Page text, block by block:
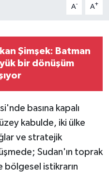
A- A+
Şimşek: Batman
bir dönüşüm
basına kapalı
kabulde, iki ülke
ve stratejik
Sudan'ın toprak
bölgesel istikrarın